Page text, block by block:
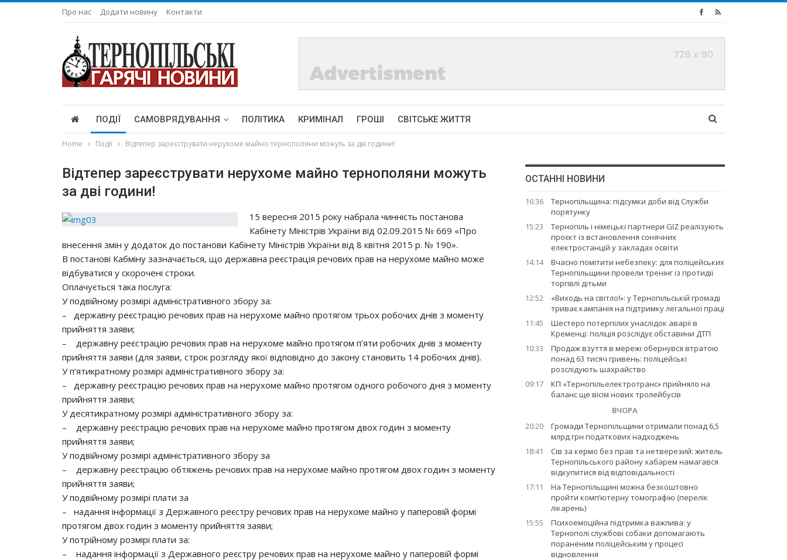
Про нас Додати новину Контакти
ПОДІЇ САМОВРЯДУВАННЯ ПОЛІТИКА КРИМІНАЛ ГРОШІ СВІТСЬКЕ ЖИТТЯ
Home Події Відтепер зареєструвати нерухоме майно тернополяни можуть за дві години!
Відтепер зареєструвати нерухоме майно тернополяни можуть
за дві години!
15 вересня 2015 року набрала чинність постанова
Кабінету Міністрів України від 02.09.2015 № 669 «Про
внесення змін у додаток до постанови Кабінету Міністрів України від 8 квітня 2015 р. № 190».
В постанові Кабміну зазначається, що державна реєстрація речових прав на нерухоме майно може
відбуватися у скорочені строки.
Оплачується така послуга:
У подвійному розмірі адміністративного збору за:
– державну реєстрацію речових прав на нерухоме майно протягом трьох робочих днів з моменту
прийняття заяви;
– державну реєстрацію речових прав на нерухоме майно протягом п’яти робочих днів з моменту
прийняття заяви (для заяви, строк розгляду якої відповідно до закону становить 14 робочих днів).
У п’ятикратному розмірі адміністративного збору за:
– державну реєстрацію речових прав на нерухоме майно протягом одного робочого дня з моменту
прийняття заяви;
У десятикратному розмірі адміністративного збору за:
– державну реєстрацію речових прав на нерухоме майно протягом двох годин з моменту
прийняття заяви;
У подвійному розмірі адміністративного збору за
– державну реєстрацію обтяжень речових прав на нерухоме майно протягом двох годин з моменту
прийняття заяви;
У подвійному розмірі плати за
– надання інформації з Державного реєстру речових прав на нерухоме майно у паперовій формі
протягом двох годин з моменту прийняття заяви;
У потрійному розмірі плати за:
– надання інформації з Державного реєстру речових прав на нерухоме майно у паперовій формі
ОСТАННІ НОВИНИ
16:36
Тернопільщина: підсумки доби від Служби
порятунку
15:23
Тернопіль і німецькі партнери GIZ реалізують
проєкт із встановлення сонячних
електростанцій у закладах освіти
14:14
Вчасно помітити небезпеку: для поліцейських
Тернопільщини провели тренінг із протидії
торгівлі дітьми
12:52
«Виходь на світло!»: у Тернопільській громаді
триває кампанія на підтримку легальної праці
11:45
Шестеро потерпілих унаслідок аварії в
Кременці: поліція розслідує обставини ДТП
10:33
Продаж взуття в мережі обернувся втратою
понад 63 тисяч гривень: поліцейські
розслідують шахрайство
09:17
КП «Тернопільелектротранс» прийняло на
баланс ще вісім нових тролейбусів
ВЧОРА
20:20
Громади Тернопільщини отримали понад 6,5
млрд грн податкових надходжень
18:41
Сів за кермо без прав та нетверезий: житель
Тернопільського району хабарем намагався
відкупитися від відповідальності
17:11
На Тернопільщині можна безкоштовно
пройти комп’ютерну томографію (перелік
лікарень)
15:55
Психоемоційна підтримка важлива: у
Тернополі службові собаки допомагають
пораненим поліцейським у процесі
відновлення